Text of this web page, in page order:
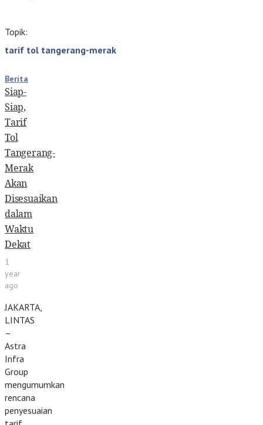
Topik:
tarif tol tangerang-merak
Berita
Siap-
Siap,
Tarif
Tol
Tangerang-
Merak
Akan
Disesuaikan
dalam
Waktu
Dekat
1
year
ago
JAKARTA,
LINTAS
–
Astra
Infra
Group
mengumumkan
rencana
penyesuaian